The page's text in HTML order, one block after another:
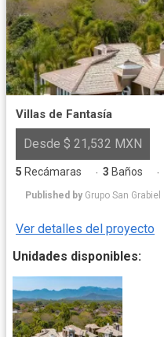
Villas de Fantasía
Desde $ 21,532 MXN
5 Recámaras · 3 Baños ·
Published by Grupo San Grabiel
Ver detalles del proyecto
Unidades disponibles: